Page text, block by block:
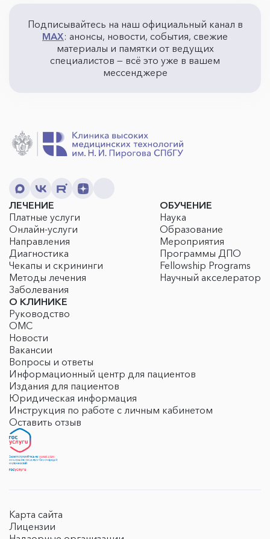
Подписывайтесь на наш официальный канал в
MAX: анонсы, новости, события, свежие
материалы и памятки от ведущих
специалистов — всё это уже в вашем
мессенджере
ЛЕЧЕНИЕ
Платные услуги
Онлайн-услуги
Направления
Диагностика
Чекапы и скрининги
Методы лечения
Заболевания
ОБУЧЕНИЕ
Наука
Образование
Мероприятия
Программы ДПО
Fellowship Programs
Научный акселератор
О КЛИНИКЕ
Руководство
ОМС
Новости
Вакансии
Вопросы и ответы
Информационный центр для пациентов
Издания для пациентов
Юридическая информация
Инструкция по работе с личным кабинетом
Оставить отзыв
Карта сайта
Лицензии